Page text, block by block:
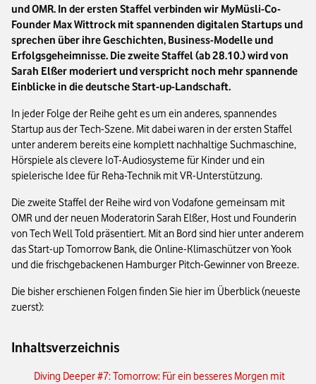
und OMR. In der ersten Staffel verbinden wir MyMüsli-Co-
Founder Max Wittrock mit spannenden digitalen Startups und
sprechen über ihre Geschichten, Business-Modelle und
Erfolgsgeheimnisse. Die zweite Staffel (ab 28.10.) wird von
Sarah Elßer moderiert und verspricht noch mehr spannende
Einblicke in die deutsche Start-up-Landschaft.
In jeder Folge der Reihe geht es um ein anderes, spannendes
Startup aus der Tech-Szene. Mit dabei waren in der ersten Staffel
unter anderem bereits eine komplett nachhaltige Suchmaschine,
Hörspiele als clevere IoT-Audiosysteme für Kinder und ein
spielerische Idee für Reha-Technik mit VR-Unterstützung.
Die zweite Staffel der Reihe wird von Vodafone gemeinsam mit
OMR und der neuen Moderatorin Sarah Elßer, Host und Founderin
von Tech Well Told präsentiert. Mit an Bord sind hier unter anderem
das Start-up Tomorrow Bank, die Online-Klimaschützer von Yook
und die frischgebackenen Hamburger Pitch-Gewinner von Breeze.
Die bisher erschienen Folgen finden Sie hier im Überblick (neueste
zuerst):
Inhaltsverzeichnis
Diving Deeper #7: Tomorrow: Für ein besseres Morgen mit